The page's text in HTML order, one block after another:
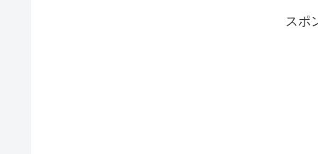
スポ